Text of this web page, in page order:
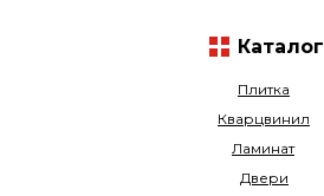
Плитка
Кварцвинил
Ламинат
Двери
Каталог